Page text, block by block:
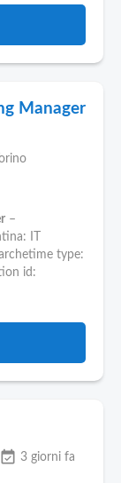
Manager
–
IT
type:
id:
event_available 3 giorni fa